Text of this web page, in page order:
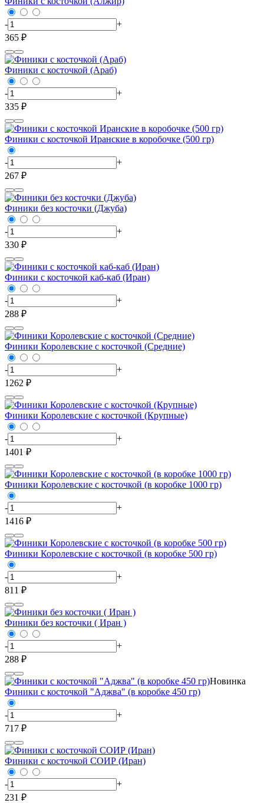
-
+
365 ₽
Финики с косточкой (Араб)
-
+
335 ₽
Финики с косточкой Иранские в коробочке (500 гр)
-
+
267 ₽
Финики без косточки (Джуба)
-
+
330 ₽
Финики с косточкой каб-каб (Иран)
-
+
288 ₽
Финики Королевские с косточкой (Средние)
-
+
1262 ₽
Финики Королевские с косточкой (Крупные)
-
+
1401 ₽
Финики Королевские с косточкой (в коробке 1000 гр)
-
+
1416 ₽
Финики Королевские с косточкой (в коробке 500 гр)
-
+
811 ₽
Финики без косточки ( Иран )
-
+
288 ₽
Новинка
Финики с косточкой "Аджва" (в коробке 450 гр)
-
+
717 ₽
Финики с косточкой СОИР (Иран)
-
+
231 ₽